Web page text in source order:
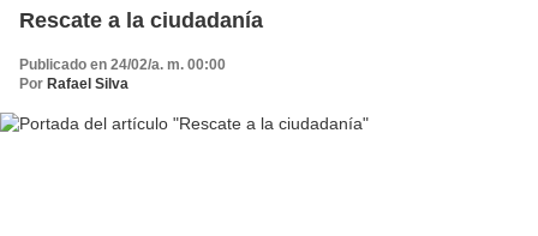
Rescate a la ciudadanía
Publicado en 24/02/a. m. 00:00
Por Rafael Silva